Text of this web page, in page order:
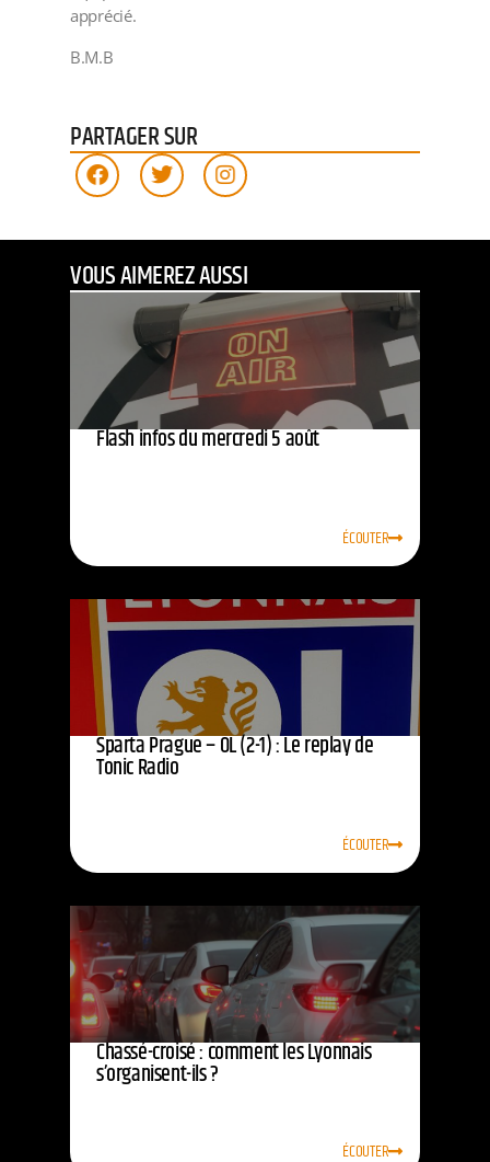
apprécié.
B.M.B
PARTAGER SUR
VOUS AIMEREZ AUSSI
Flash infos du mercredi 5 août
ÉCOUTER
Sparta Prague – OL (2-1) : Le replay de
Tonic Radio
ÉCOUTER
Chassé-croisé : comment les Lyonnais
s’organisent-ils ?
ÉCOUTER